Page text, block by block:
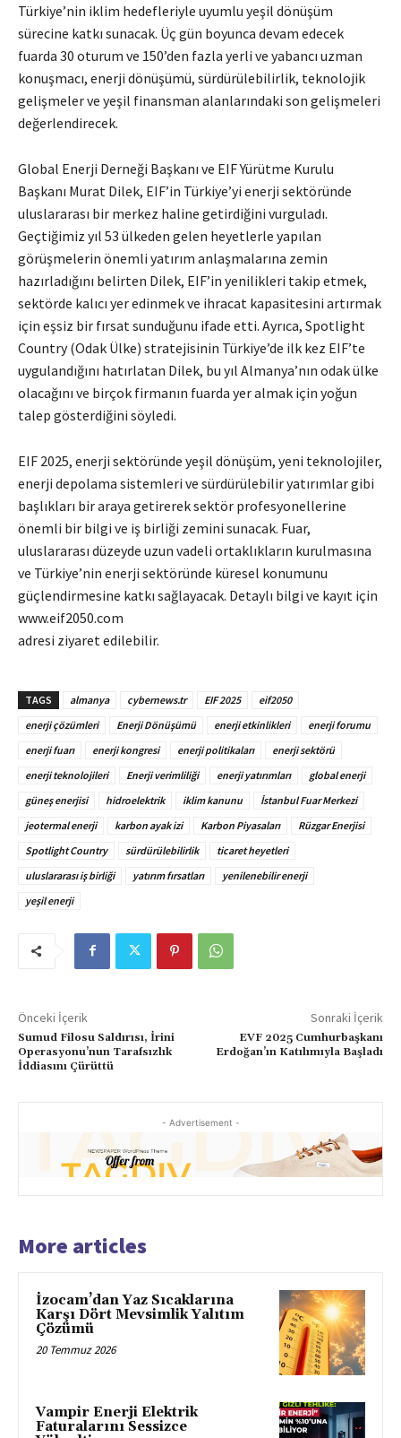
Türkiye’nin iklim hedefleriyle uyumlu yeşil dönüşüm
sürecine katkı sunacak. Üç gün boyunca devam edecek
fuarda 30 oturum ve 150’den fazla yerli ve yabancı uzman
konuşmacı, enerji dönüşümü, sürdürülebilirlik, teknolojik
gelişmeler ve yeşil finansman alanlarındaki son gelişmeleri
değerlendirecek.
Global Enerji Derneği Başkanı ve EIF Yürütme Kurulu
Başkanı Murat Dilek, EIF’in Türkiye’yi enerji sektöründe
uluslararası bir merkez haline getirdiğini vurguladı.
Geçtiğimiz yıl 53 ülkeden gelen heyetlerle yapılan
görüşmelerin önemli yatırım anlaşmalarına zemin
hazırladığını belirten Dilek, EIF’in yenilikleri takip etmek,
sektörde kalıcı yer edinmek ve ihracat kapasitesini artırmak
için eşsiz bir fırsat sunduğunu ifade etti. Ayrıca, Spotlight
Country (Odak Ülke) stratejisinin Türkiye’de ilk kez EIF’te
uygulandığını hatırlatan Dilek, bu yıl Almanya’nın odak ülke
olacağını ve birçok firmanın fuarda yer almak için yoğun
talep gösterdiğini söyledi.
EIF 2025, enerji sektöründe yeşil dönüşüm, yeni teknolojiler,
enerji depolama sistemleri ve sürdürülebilir yatırımlar gibi
başlıkları bir araya getirerek sektör profesyonellerine
önemli bir bilgi ve iş birliği zemini sunacak. Fuar,
uluslararası düzeyde uzun vadeli ortaklıkların kurulmasına
ve Türkiye’nin enerji sektöründe küresel konumunu
güçlendirmesine katkı sağlayacak. Detaylı bilgi ve kayıt için
www.eif2050.com
adresi ziyaret edilebilir.
TAGS almanya cybernews.tr EIF 2025
eif2050
enerji çözümleri
Enerji Dönüşümü enerji etkinlikleri
enerji forumu
enerji fuarı
enerji kongresi enerji politikaları
enerji sektörü
enerji teknolojileri
Enerji verimliliği enerji yatırımları
global enerji
güneş enerjisi
hidroelektrik iklim kanunu
İstanbul Fuar Merkezi
jeotermal enerji
karbon ayak izi Karbon Piyasaları
Rüzgar Enerjisi
Spotlight Country
sürdürülebilirlik
ticaret heyetleri
uluslararası iş birliği
yatırım fırsatları
yenilenebilir enerji
yeşil enerji
Önceki İçerik
Sumud Filosu Saldırısı, İrini
Operasyonu’nun Tarafsızlık
İddiasını Çürüttü
Sonraki İçerik
EVF 2025 Cumhurbaşkanı
Erdoğan’ın Katılımıyla Başladı
- Advertisement -
More articles
İzocam’dan Yaz Sıcaklarına
Karşı Dört Mevsimlik Yalıtım
Çözümü
20 Temmuz 2026
Vampir Enerji Elektrik
Faturalarını Sessizce